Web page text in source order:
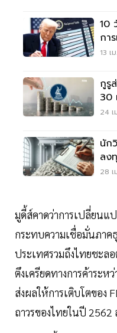
10
กา
13 เ
กูรู
30
24
นัก
ลง
28
มูดี้ส์คาดว่าการเปลี่ยนแ
กระทบความเชื่อมั่นภาค
ประเทศรวมถึงไทยชะลอ
ตึงเครียดทางการค้าระ
ส่งผลให้การเติบโตของ
ถาวรของไทยในปี